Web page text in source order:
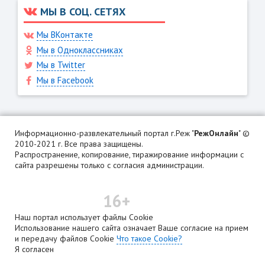
МЫ В СОЦ. СЕТЯХ
Мы ВКонтакте
Мы в Одноклассниках
Мы в Twitter
Мы в Facebook
Информационно-развлекательный портал г.Реж "РежОнлайн" ©
2010-2021 г. Все права защищены.
Распространение, копирование, тиражирование информации с
сайта разрешены только с согласия администрации.
16+
Наш портал использует файлы Cookie
Использование нашего сайта означает Ваше согласие на прием
и передачу файлов Cookie Что такое Cookie?
Я согласен